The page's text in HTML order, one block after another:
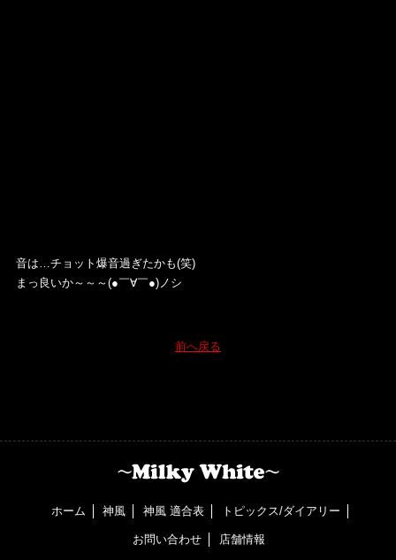
音は…チョット爆音過ぎたかも(笑)
まっ良いか～～～(●￣∀￣●)ノシ
前へ戻る
ホーム 神風 神風 適合表 トピックス/ダイアリー
お問い合わせ 店舗情報